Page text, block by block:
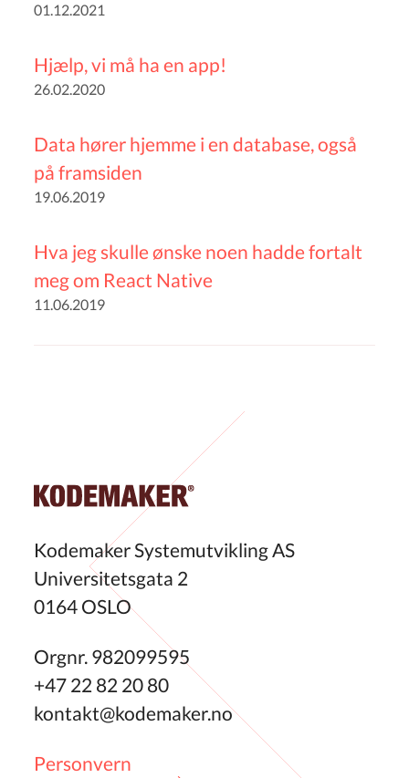
01.12.2021
Hjælp, vi må ha en app!
26.02.2020
Data hører hjemme i en database, også
på framsiden
19.06.2019
Hva jeg skulle ønske noen hadde fortalt
meg om React Native
11.06.2019
Kodemaker Systemutvikling AS
Universitetsgata 2
0164 OSLO
Orgnr. 982099595
+47 22 82 20 80
kontakt@kodemaker.no
Personvern